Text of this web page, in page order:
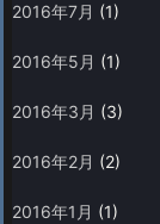
2016年7月 (1)
2016年5月 (1)
2016年3月 (3)
2016年2月 (2)
2016年1月 (1)